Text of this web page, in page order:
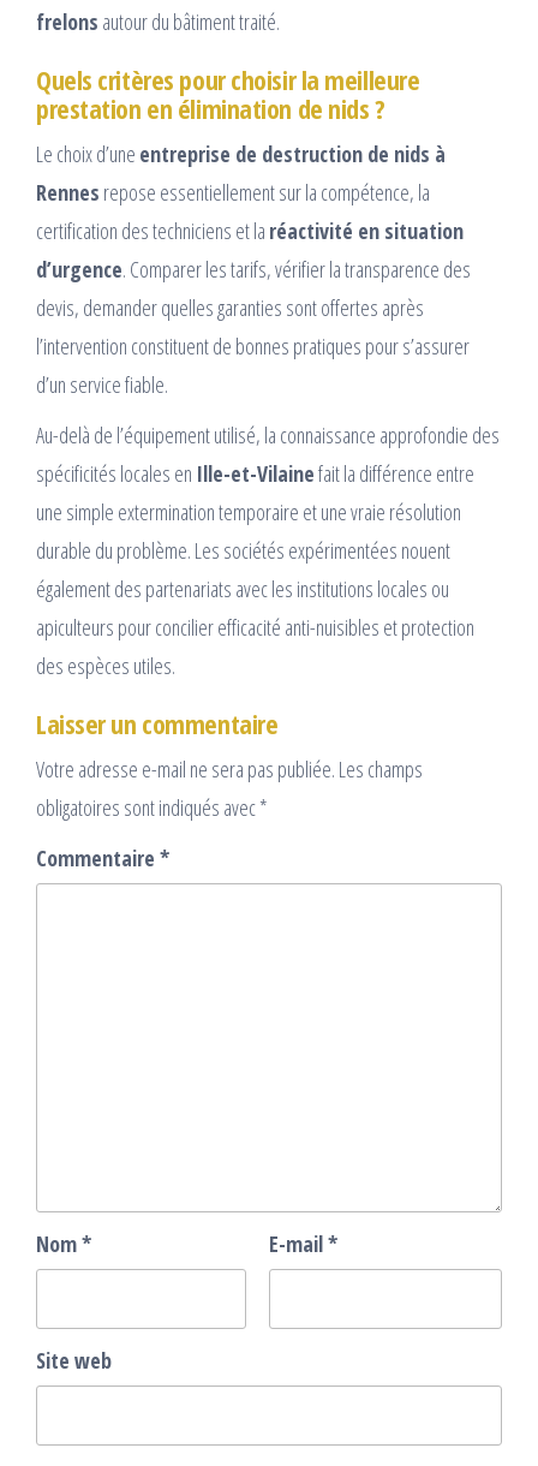
frelons autour du bâtiment traité.
Quels critères pour choisir la meilleure
prestation en élimination de nids ?
Le choix d’une entreprise de destruction de nids à
Rennes repose essentiellement sur la compétence, la
certification des techniciens et la réactivité en situation
d’urgence. Comparer les tarifs, vérifier la transparence des
devis, demander quelles garanties sont offertes après
l’intervention constituent de bonnes pratiques pour s’assurer
d’un service fiable.
Au-delà de l’équipement utilisé, la connaissance approfondie des
spécificités locales en Ille-et-Vilainefait la différence entre
une simple extermination temporaire et une vraie résolution
durable du problème. Les sociétés expérimentées nouent
également des partenariats avec les institutions locales ou
apiculteurs pour concilier efficacité anti-nuisibles et protection
des espèces utiles.
Laisser un commentaire
Votre adresse e-mail ne sera pas publiée. Les champs
obligatoires sont indiqués avec*
Commentaire *
Nom* E-mail*
Site web